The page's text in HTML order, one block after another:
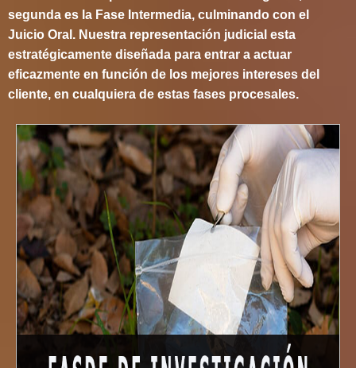
segunda es la Fase Intermedia, culminando con el
Juicio Oral. Nuestra representación judicial esta
estratégicamente diseñada para entrar a actuar
eficazmente en función de los mejores intereses del
cliente, en cualquiera de estas fases procesales.